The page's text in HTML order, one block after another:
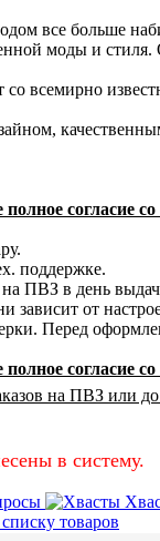
все больше
моды и
всемирно
полное согласие
поддержке.
на ПВЗ в день
зависит от
Перед
полное согласие
на ПВЗ или
в систему.
товаров